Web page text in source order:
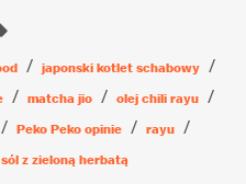
japonski kotlet schabowy
matcha jio
olej chili rayu
Peko Peko opinie
rayu
sól z zieloną herbatą